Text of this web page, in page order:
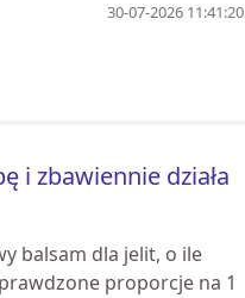
30-07-2026 11:41:20
i zbawiennie działa
balsam dla jelit, o ile
proporcje na 1